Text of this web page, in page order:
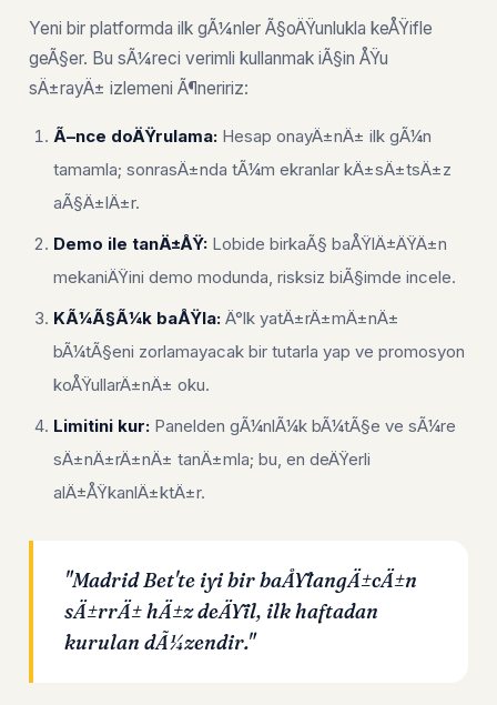
Yeni bir platformda ilk gÃ¼nler Ã§oÄŸunlukla keÅŸifle
geÃ§er. Bu sÃ¼reci verimli kullanmak iÃ§in ÅŸu
sÄ±rayÄ± izlemeni Ã¶neririz:
Ã–nce doÄŸrulama: Hesap onayÄ±nÄ± ilk gÃ¼n
tamamla; sonrasÄ±nda tÃ¼m ekranlar kÄ±sÄ±tsÄ±z
aÃ§Ä±lÄ±r.
Demo ile tanÄ±ÅŸ: Lobide birkaÃ§ baÅŸlÄ±ÄŸÄ±n
mekaniÄŸini demo modunda, risksiz biÃ§imde incele.
KÃ¼Ã§Ã¼k baÅŸla: Ä°lk yatÄ±rÄ±mÄ±nÄ±
bÃ¼tÃ§eni zorlamayacak bir tutarla yap ve promosyon
koÅŸullarÄ±nÄ± oku.
Limitini kur: Panelden gÃ¼nlÃ¼k bÃ¼tÃ§e ve sÃ¼re
sÄ±nÄ±rÄ±nÄ± tanÄ±mla; bu, en deÄŸerli
alÄ±ÅŸkanlÄ±ktÄ±r.
"Madrid Bet'te iyi bir baÅŸlangÄ±cÄ±n
sÄ±rrÄ± hÄ±z deÄŸil, ilk haftadan
kurulan dÃ¼zendir."